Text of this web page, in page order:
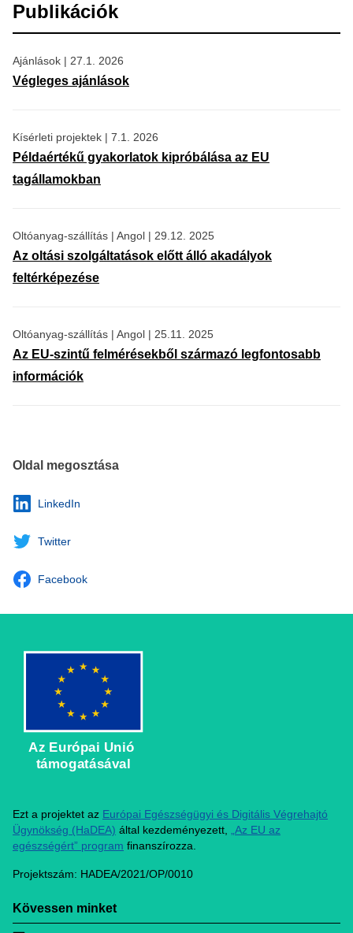
Publikációk
Ajánlások | 27.1. 2026
Végleges ajánlások
Kísérleti projektek | 7.1. 2026
Példaértékű gyakorlatok kipróbálása az EU
tagállamokban
Oltóanyag-szállítás | Angol | 29.12. 2025
Az oltási szolgáltatások előtt álló akadályok
feltérképezése
Oltóanyag-szállítás | Angol | 25.11. 2025
Az EU-szintű felmérésekből származó legfontosabb
információk
Oldal megosztása
LinkedIn
Twitter
Facebook
támogatásával
Ezt a projektet az Európai Egészségügyi és Digitális Végrehajtó
Ügynökség (HaDEA) által kezdeményezett,
„Az EU az
egészségért” program finanszírozza.
Projektszám: HADEA/2021/OP/0010
Kövessen minket